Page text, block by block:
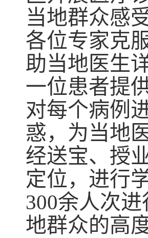
当地群众感
各位专家克
助当地医生
一位患者提
对每个病例
惑，为当地
经送宝、授
定位，进行
300余人次
地群众的高